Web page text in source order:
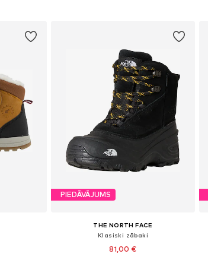
PIEDĀVĀJUMS
THE NORTH FACE
Klasiski zābaki
81,00 €